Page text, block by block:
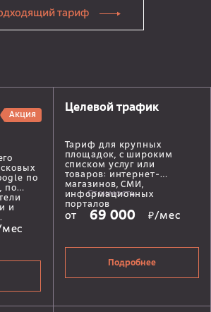
тариф
Акция
по
по
и
Целевой трафик
Тариф для крупных
площадок, с широким
списком услуг или
товаров: интернет-
магазинов, СМИ,
информационных
порталов
Стоимость
от 69 000 ₽/мес
Подробнее